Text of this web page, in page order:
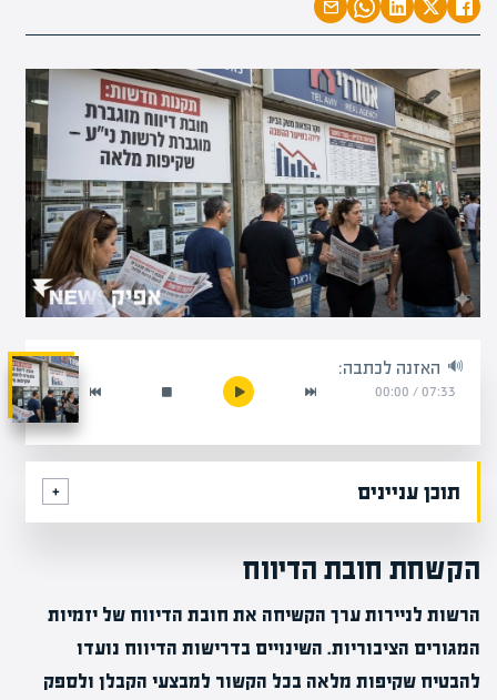
האזנה לכתבה:
07:33
/
00:00
תוכן עניינים
הקשחת חובת הדיווח
הרשות לניירות ערך הקשיחה את חובת הדיווח של יזמיות
המגורים הציבוריות. השינויים בדרישות הדיווח נועדו
להבטיח שקיפות מלאה בכל הקשור למבצעי הקבלן ולספק